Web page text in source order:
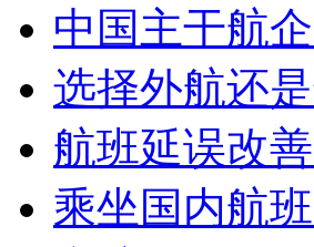
中国主干航
选择外航还
航班延误改
乘坐国内航